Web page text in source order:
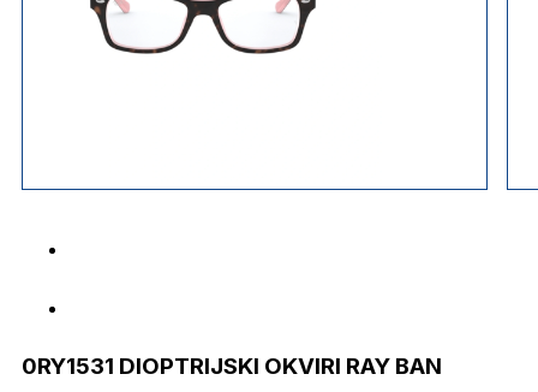
0RY1531 DIOPTRIJSKI OKVIRI RAY BAN